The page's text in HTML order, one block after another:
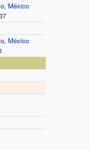
, México
, México